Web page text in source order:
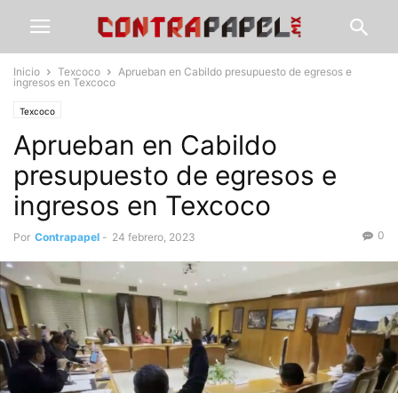
Inicio Texcoco
Aprueban en Cabildo presupuesto de egresos e
ingresos en Texcoco
Texcoco
Aprueban en Cabildo
presupuesto de egresos e
ingresos en Texcoco
Por Contrapapel - 24 febrero, 2023 0